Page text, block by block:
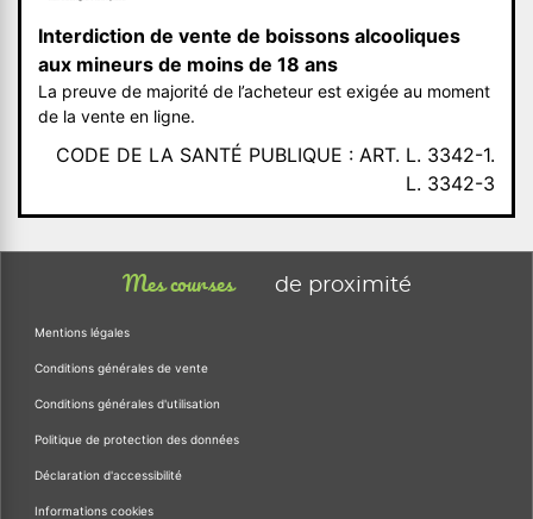
Interdiction de vente de boissons alcooliques
aux mineurs de moins de 18 ans
La preuve de majorité de l’acheteur est exigée au moment
de la vente en ligne.
CODE DE LA SANTÉ PUBLIQUE : ART. L. 3342-1.
L. 3342-3
Mes courses de proximité
Mentions légales
Conditions générales de vente
Conditions générales d'utilisation
Politique de protection des données
Déclaration d'accessibilité
Informations cookies